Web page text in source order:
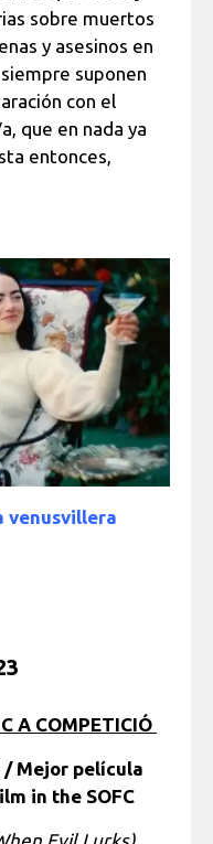
sobre muertos
y asesinos en
suponen
con el
que en nada ya
entonces,
venusvillera
A COMPETICIÓ
/ Mejor película
in the SOFC